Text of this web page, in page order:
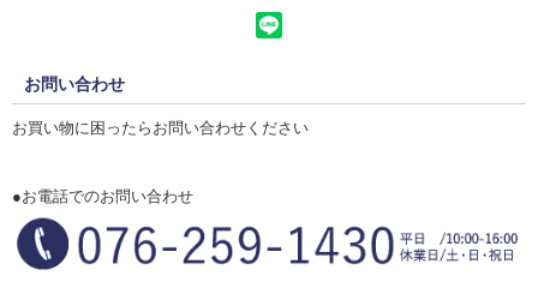
お問い合わせ
お買い物に困ったらお問い合わせください
●お電話でのお問い合わせ